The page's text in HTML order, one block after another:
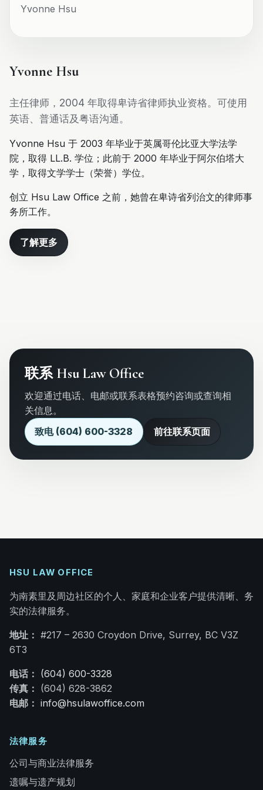
Yvonne Hsu
Yvonne Hsu
主任律师，2004 年取得卑诗省律师执业资格。可使用
英语、普通话及粤语沟通。
Yvonne Hsu 于 2003 年毕业于英属哥伦比亚大学法学
院，取得 LL.B. 学位；此前于 2000 年毕业于阿尔伯塔大
学，取得文学学士（荣誉）学位。
创立 Hsu Law Office 之前，她曾在卑诗省列治文的律师事
务所工作。
了解更多
联系 Hsu Law Office
欢迎通过电话、电邮或联系表格预约咨询或查询相
关信息。
致电 (604) 600-3328
前往联系页面
HSU LAW OFFICE
为南素里及周边社区的个人、家庭和企业客户提供清晰、务
实的法律服务。
地址： #217 – 2630 Croydon Drive, Surrey, BC V3Z
6T3
电话： (604) 600-3328
传真： (604) 628-3862
电邮： info@hsulawoffice.com
法律服务
公司与商业法律服务
遗嘱与遗产规划